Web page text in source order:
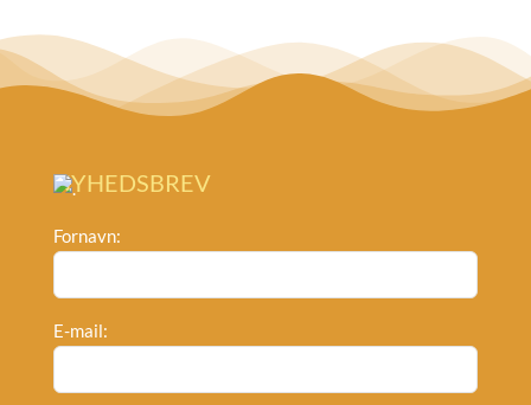
NYHEDSBREV
Fornavn:
E-mail: